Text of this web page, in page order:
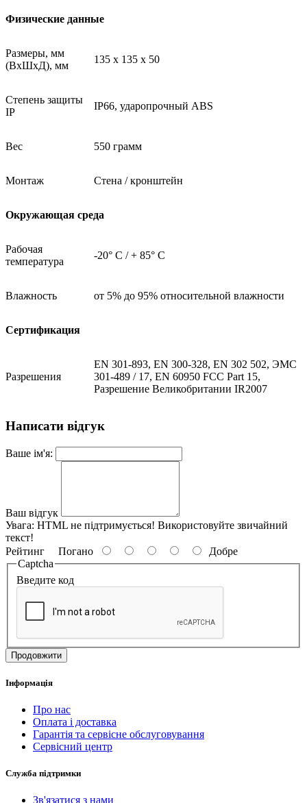
Физические данные
Размеры, мм
(ВxШxД), мм
135 x 135 x 50
Степень защиты
IP
IP66, ударопрочный ABS
Вес 550 грамм
Монтаж Стена / кронштейн
Окружающая среда
Рабочая
температура
-20° C / + 85° C
Влажность от 5% до 95% относительной влажности
Сертификация
Разрешения
EN 301-893, EN 300-328, EN 302 502, ЭМС
301-489 / 17, EN 60950 FCC Part 15,
Разрешение Великобритании IR2007
Написати відгук
Ваше ім'я:
Ваш відгук
Увага: HTML не підтримується! Використовуйте звичайний
текст!
Рейтинг Погано
Добре
Captcha
Введите код
Продовжити
Інформація
Про нас
Оплата і доставка
Гарантія та сервісне обслуговування
Сервісний центр
Служба підтримки
Зв'язатися з нами